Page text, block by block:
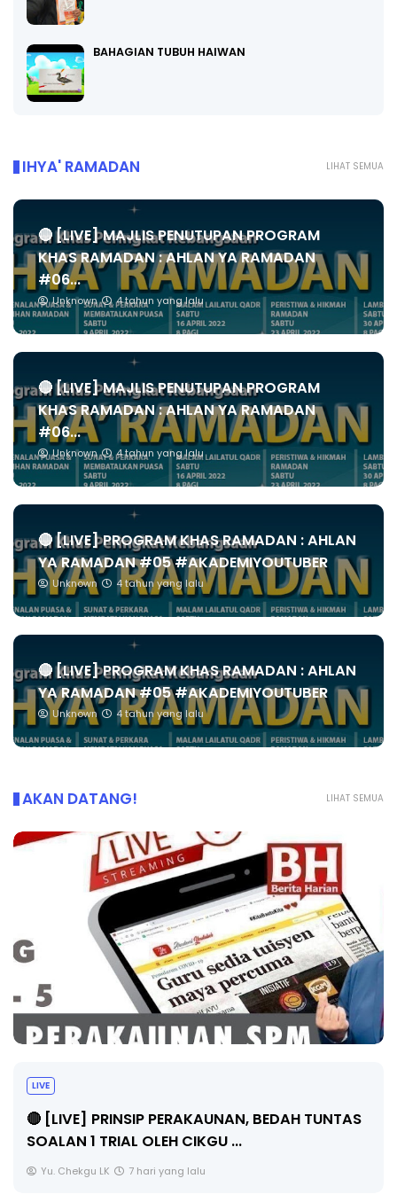
BAHAGIAN TUBUH HAIWAN
LIHAT SEMUA
IHYA' RAMADAN
🔴 [LIVE] MAJLIS PENUTUPAN PROGRAM
KHAS RAMADAN : AHLAN YA RAMADAN
#06...
Unknown 4 tahun yang lalu
🔴 [LIVE] MAJLIS PENUTUPAN PROGRAM
KHAS RAMADAN : AHLAN YA RAMADAN
#06...
Unknown 4 tahun yang lalu
🔴 [LIVE] PROGRAM KHAS RAMADAN : AHLAN
YA RAMADAN #05 #AKADEMIYOUTUBER
Unknown 4 tahun yang lalu
🔴 [LIVE] PROGRAM KHAS RAMADAN : AHLAN
YA RAMADAN #05 #AKADEMIYOUTUBER
Unknown 4 tahun yang lalu
LIHAT SEMUA
AKAN DATANG!
BICARA PROFESIONAL 8 : TIMBALAN KETUA
PENGARAH PENDIDIKAN MALAYSIA
Unknown 9 hari yang lalu